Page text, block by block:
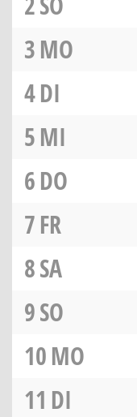
3MO
4DI
5MI
6DO
7FR
8SA
9SO
10MO
11 DI